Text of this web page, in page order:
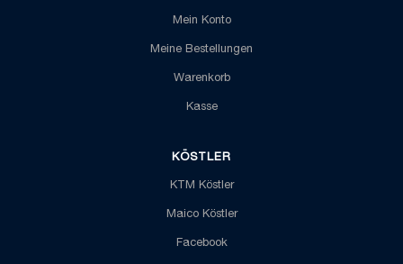
Mein Konto
Meine Bestellungen
Warenkorb
Kasse
KÖSTLER
KTM Köstler
Maico Köstler
Facebook